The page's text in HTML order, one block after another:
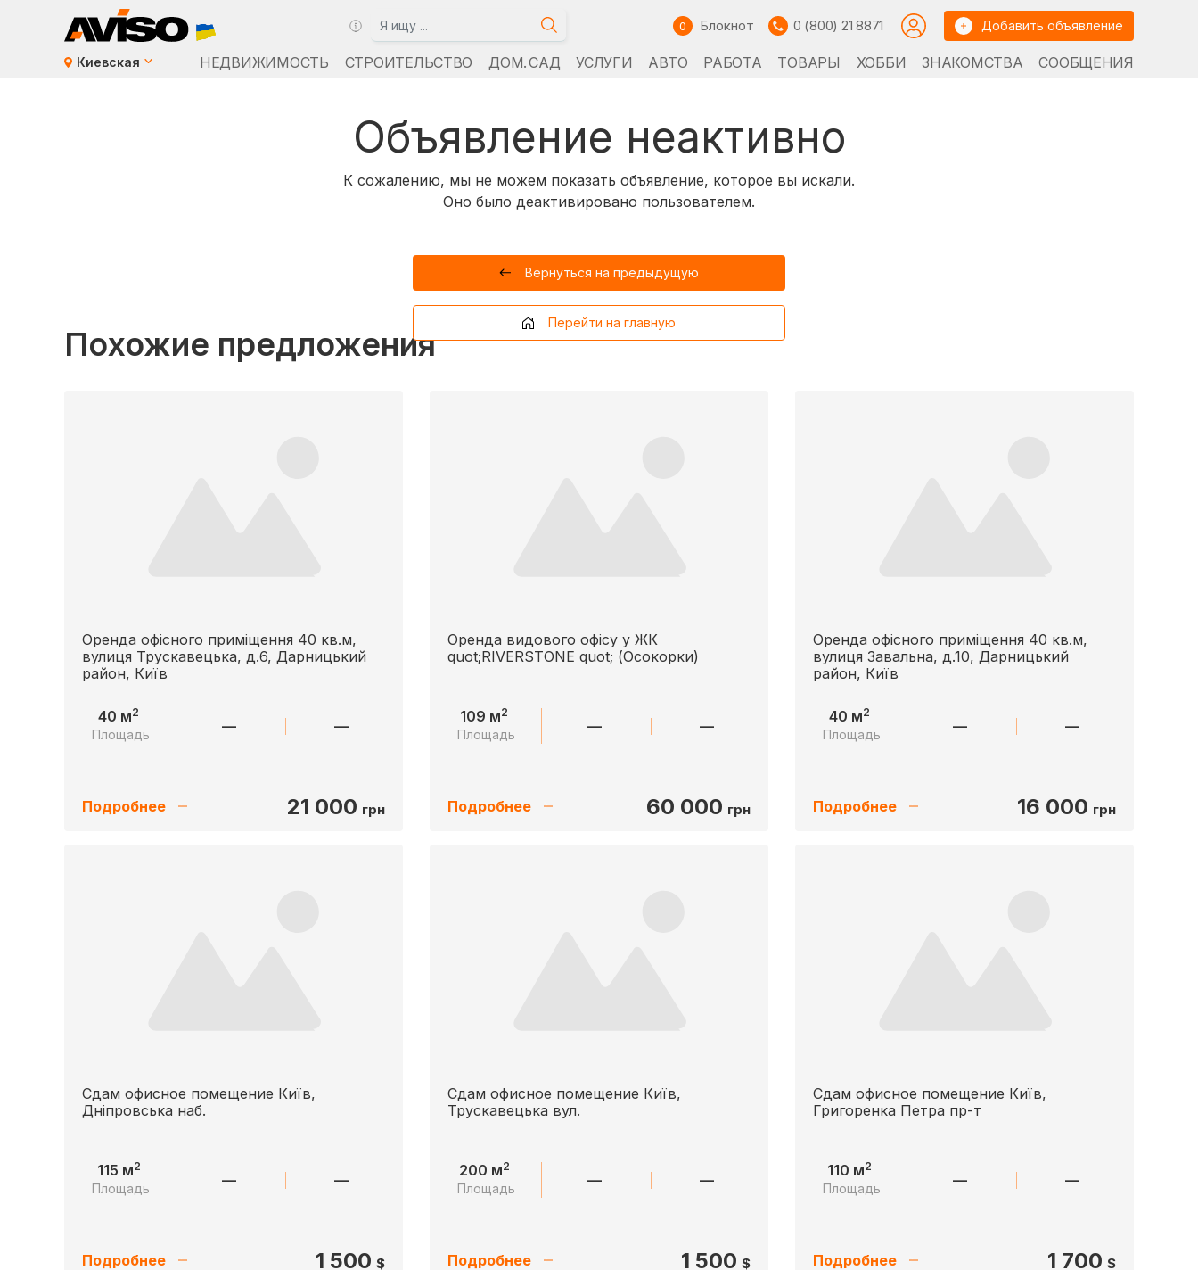
0 Блокнот 0 (800) 21 8871 Добавить объявление
Киевская НЕДВИЖИМОСТЬ СТРОИТЕЛЬСТВО ДОМ. САД УСЛУГИ АВТО РАБОТА ТОВАРЫ ХОББИ ЗНАКОМСТВА СООБЩЕНИЯ
Объявление неактивно
К сожалению, мы не можем показать объявление, которое вы искали.
Оно было деактивировано пользователем.
Вернуться на предыдущую
Перейти на главную
Похожие предложения
Оренда офісного приміщення 40 кв.м,
вулиця Трускавецька, д.6, Дарницький
район, Київ
40 м2
Площадь — —
Подробнее 21 000 грн
Оренда видового офісу у ЖК
quot;RIVERSTONE quot; (Осокорки)
109 м2
Площадь — —
Подробнее 60 000 грн
Оренда офісного приміщення 40 кв.м,
вулиця Завальна, д.10, Дарницький
район, Київ
40 м2
Площадь — —
Подробнее 16 000 грн
Сдам офисное помещение Київ,
Дніпровська наб.
115 м2
Площадь — —
Подробнее 1 500 $
Сдам офисное помещение Київ,
Трускавецька вул.
200 м2
Площадь — —
Подробнее 1 500 $
Сдам офисное помещение Київ,
Григоренка Петра пр-т
110 м2
Площадь — —
Подробнее 1 700 $